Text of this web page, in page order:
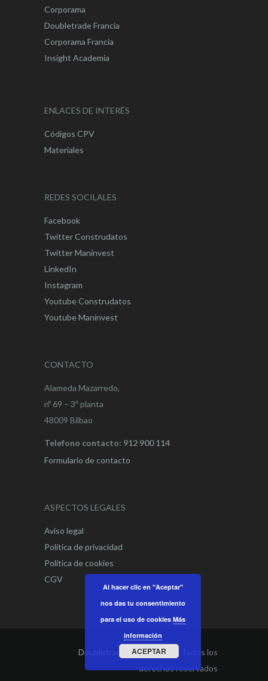
Corporama
Doubletrade Francia
Corporama Francia
Insight Academia
ENLACES DE INTERÉS
Códigos CPV
Materiales
REDES SOCILALES
Facebook
Twitter Construdatos
Twitter Maninvest
LinkedIn
Instagram
Youtube Construdatos
Youtube Maninvest
CONTACTO
Alameda Mazarredo,
nº 69 – 3ª planta
48009 Bilbao
Telefono contacto: 912 900 114
Formulario de contacto
ASPECTOS LEGALES
Aviso legal
Política de privacidad
Política de cookies
CGV
Doubletrade Spain© 2021. Todos los
derechos reservados
Al hacer clic en "Aceptar"
nos das tu consentimiento
para el uso de cookies Más
información
ACEPTAR